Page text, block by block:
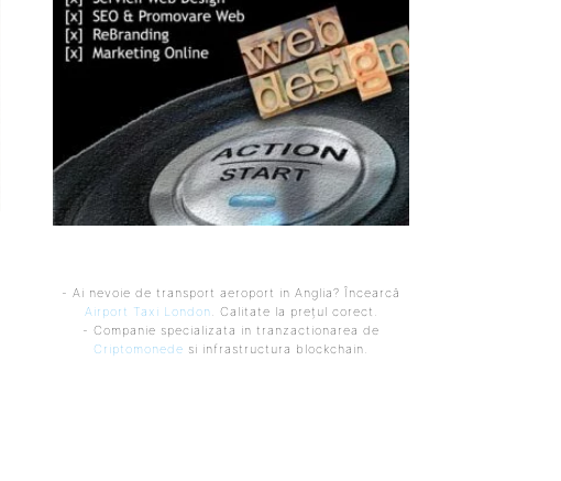
- Ai nevoie de transport aeroport in Anglia? Încearcă
Airport Taxi London. Calitate la prețul corect.
- Companie specializata in tranzactionarea de
Criptomonede si infrastructura blockchain.